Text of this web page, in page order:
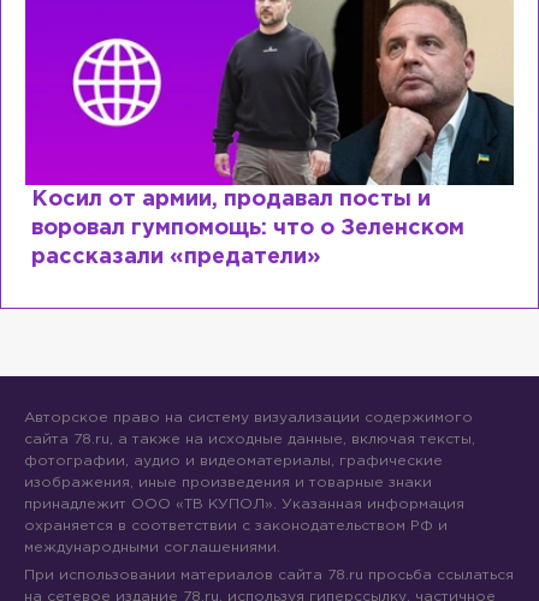
Рыдает из-за мужа, но опять
Лазаревым: как Лера Кудрявцева
сходит с ума
Авторское право на систему визуализации содержимого
сайта 78.ru, а также на исходные данные, включая тексты,
фотографии, аудио и видеоматериалы, графические
изображения, иные произведения и товарные знаки
принадлежит ООО «ТВ КУПОЛ». Указанная информация
охраняется в соответствии с законодательством РФ и
международными соглашениями.
При использовании материалов сайта 78.ru просьба ссылаться
на сетевое издание 78.ru, используя гиперссылку, частичное